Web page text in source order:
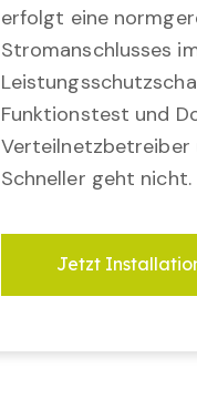
erfolgt eine
Stromanschlusses
Funktionstest und
Verteilnetzbetreiber
Schneller geht nicht.
Jetzt